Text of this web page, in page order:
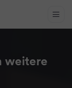
weitere